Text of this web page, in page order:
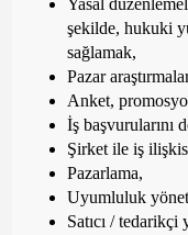
Yasal
şekilde, hukuki
sağlamak,
Pazar
Anket,
İş başvurularını
Şirket ile iş
Pazarlama,
Uyumluluk
Satıcı / tedarikçi